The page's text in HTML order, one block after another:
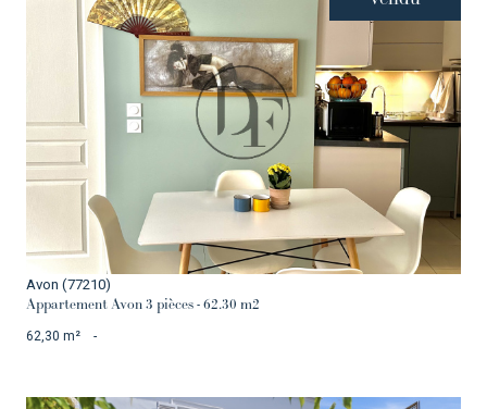
VOIR LE BIEN
Avon (77210)
Appartement Avon 3 pièces - 62.30 m2
62,30 m² -